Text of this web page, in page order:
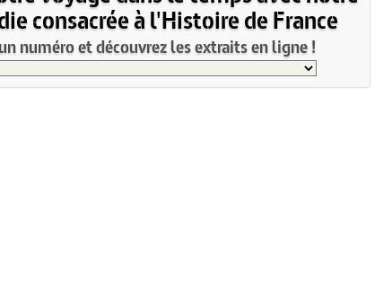
consacrée à l'Histoire de France
numéro et découvrez les extraits en ligne !